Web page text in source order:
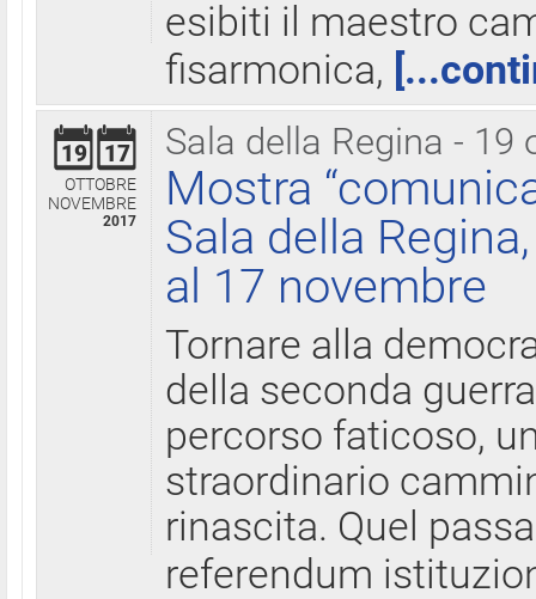
esibiti il maestro
fisarmonica,
Sala della Regina - 19
19 17
OTTOBRE
NOVEMBRE
2017
Mostra
Sala della
al 17 novembre
Tornare alla
della seconda
percorso faticoso,
straordinario
rinascita. Quel
referendum